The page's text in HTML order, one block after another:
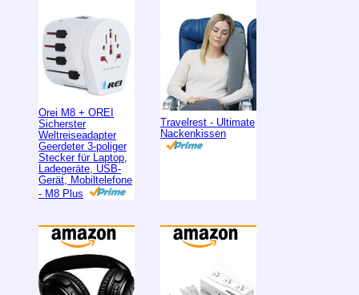
Orei M8 + OREI
Sicherster
Weltreiseadapter
Geerdeter 3-poliger
Stecker für Laptop,
Ladegeräte, USB-
Gerät, Mobiltelefone
- M8 Plus
Travelrest - Ultimate
Nackenkissen